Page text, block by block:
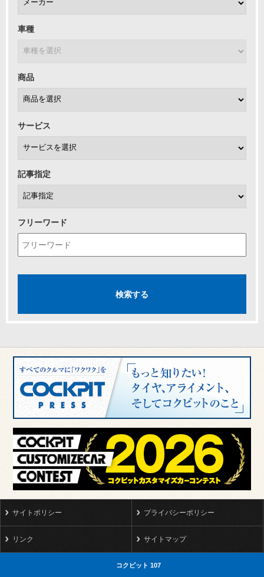
車種
商品
サービス
記事指定
フリーワード
サイトポリシー プライバシーポリシー
リンク サイトマップ
コクピット 107